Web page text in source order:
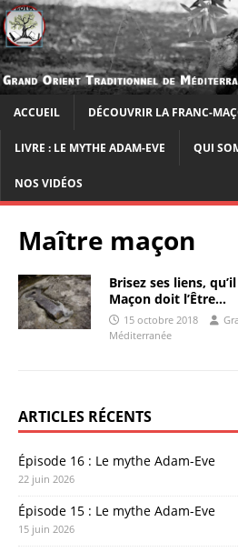
ACCUEIL DÉCOUVRIR LA FRANC-
LIVRE : LE MYTHE ADAM-EVE QUI
NOS VIDÉOS
Maître maçon
Brisez ses liens,
Maçon doit l’Être…
15 octobre 2018
Méditerranée
ARTICLES RÉCENTS
Épisode 16 : Le mythe Adam-Eve
22 juin 2026
Épisode 15 : Le mythe Adam-Eve
15 juin 2026